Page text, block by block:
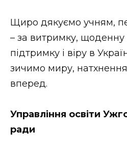
Щиро дякуємо учням,
– за витримку,
підтримку і віру в
зичимо миру, натхнення
вперед.
Управління освіти
ради